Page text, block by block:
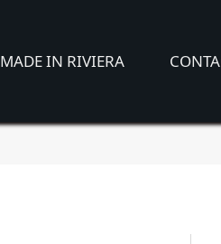
MADE IN RIVIERA